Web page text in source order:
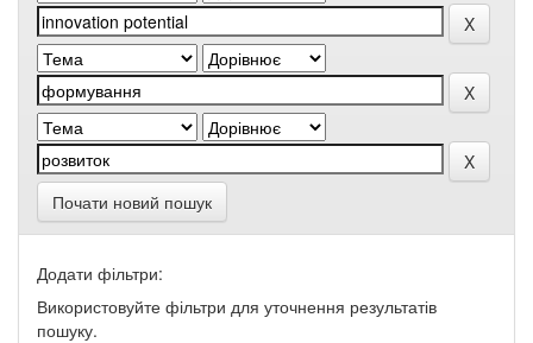
Почати новий пошук
Додати фільтри:
Використовуйте фільтри для уточнення результатів
пошуку.